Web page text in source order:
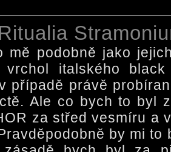
mě podobně jako
vrchol italského
případě právě
Ale co bych to byl
za střed vesmíru a
by mi to